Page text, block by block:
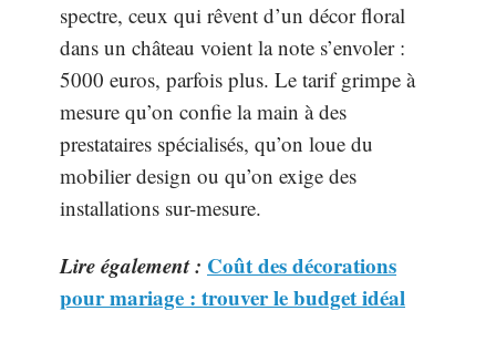
spectre, ceux qui rêvent d’un décor floral
dans un château voient la note s’envoler :
5000 euros, parfois plus. Le tarif grimpe à
mesure qu’on confie la main à des
prestataires spécialisés, qu’on loue du
mobilier design ou qu’on exige des
installations sur-mesure.
Lire également : Coût des décorations
pour mariage : trouver le budget idéal